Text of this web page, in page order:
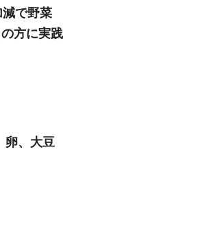
減で野菜
方に実践
卵、大豆